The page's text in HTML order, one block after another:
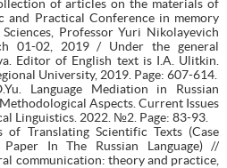
of articles on the materials of
and Practical Conference in memory
Professor Yuri Nikolayevich
01-02, 2019 / Under the general
Editor of English text is I.A. Ulitkin.
University, 2019. Page: 607-614.
Language Mediation in Russian
Aspects. Current Issues
Linguistics. 2022. №2. Page: 83-93.
of Translating Scientific Texts (Case
In The Russian Language) //
communication: theory and practice,